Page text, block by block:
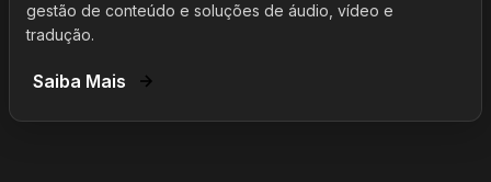
gestão de conteúdo e soluções de áudio, vídeo e
tradução.
Saiba Mais